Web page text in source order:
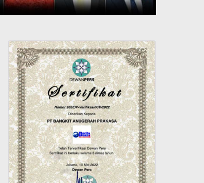
Polda Metro Pastikan,
Disita dari Yayasan, 995
Senjata Api